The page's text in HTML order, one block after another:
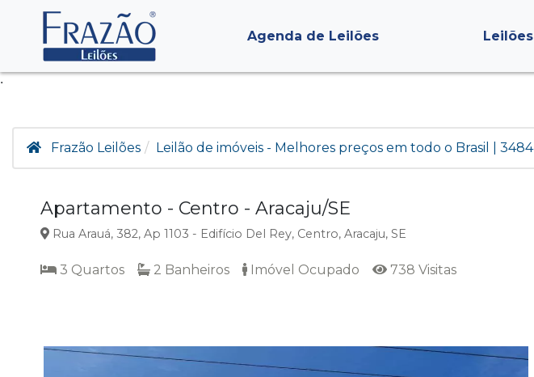
.
Agenda de Leilões Leilões
Frazão Leilões Leilão de imóveis - Melhores preços em todo o Brasil | 3484
Apartamento - Centro - Aracaju/SE
Rua Arauá, 382, Ap 1103 - Edifício Del Rey, Centro, Aracaju, SE
3 Quartos 2 Banheiros Imóvel Ocupado 738 Visitas